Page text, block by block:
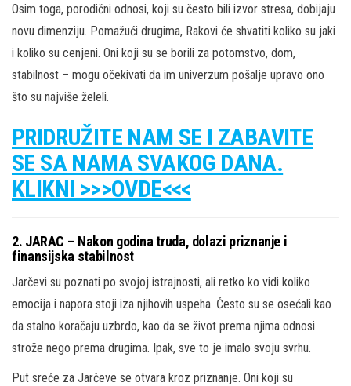
Osim toga, porodični odnosi, koji su često bili izvor stresa, dobijaju
novu dimenziju. Pomažući drugima, Rakovi će shvatiti koliko su jaki
i koliko su cenjeni. Oni koji su se borili za potomstvo, dom,
stabilnost – mogu očekivati da im univerzum pošalje upravo ono
što su najviše želeli.
PRIDRUŽITE NAM SE I ZABAVITE
SE SA NAMA SVAKOG DANA.
KLIKNI >>>OVDE<<<
2. JARAC – Nakon godina truda, dolazi priznanje i
finansijska stabilnost
Jarčevi su poznati po svojoj istrajnosti, ali retko ko vidi koliko
emocija i napora stoji iza njihovih uspeha. Često su se osećali kao
da stalno koračaju uzbrdo, kao da se život prema njima odnosi
strože nego prema drugima. Ipak, sve to je imalo svoju svrhu.
Put sreće za Jarčeve se otvara kroz priznanje. Oni koji su